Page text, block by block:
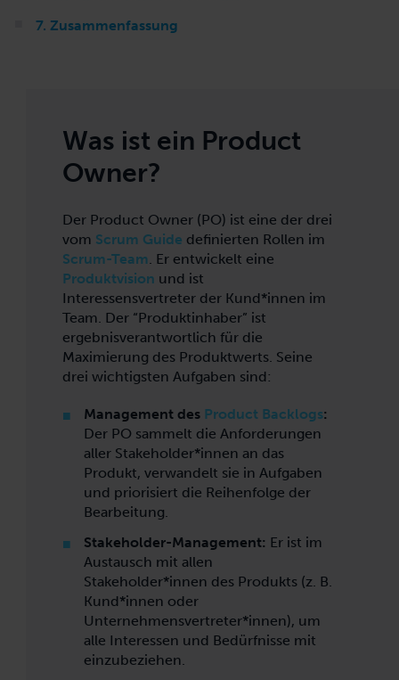
7. Zusammenfassung
Was ist ein Product
Owner?
Der Product Owner (PO) ist eine der drei
vom Scrum Guide definierten Rollen im
Scrum-Team . Er entwickelt eine
Produktvision und ist
Interessensvertreter der Kund*innen im
Team. Der “Produktinhaber” ist
ergebnisverantwortlich für die
Maximierung des Produktwerts. Seine
drei wichtigsten Aufgaben sind:
Management des Product Backlogs:
Der PO sammelt die Anforderungen
aller Stakeholder*innen an das
Produkt, verwandelt sie in Aufgaben
und priorisiert die Reihenfolge der
Bearbeitung.
Stakeholder-Management: Er ist im
Austausch mit allen
Stakeholder*innen des Produkts (z. B.
Kund*innen oder
Unternehmensvertreter*innen), um
alle Interessen und Bedürfnisse mit
einzubeziehen.